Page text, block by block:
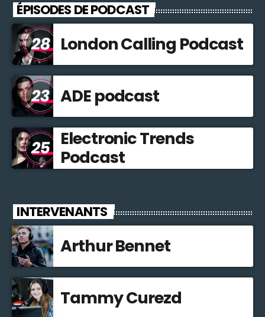
ÉPISODES DE PODCAST
London Calling Podcast
ADE podcast
Electronic Trends
Podcast
INTERVENANTS
Arthur Bennet
Tammy Curezd